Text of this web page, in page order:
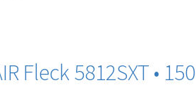
Fleck 5812SXT • 150